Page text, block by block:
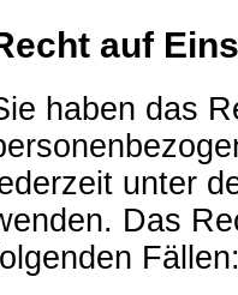
auf
haben das
unter
Das